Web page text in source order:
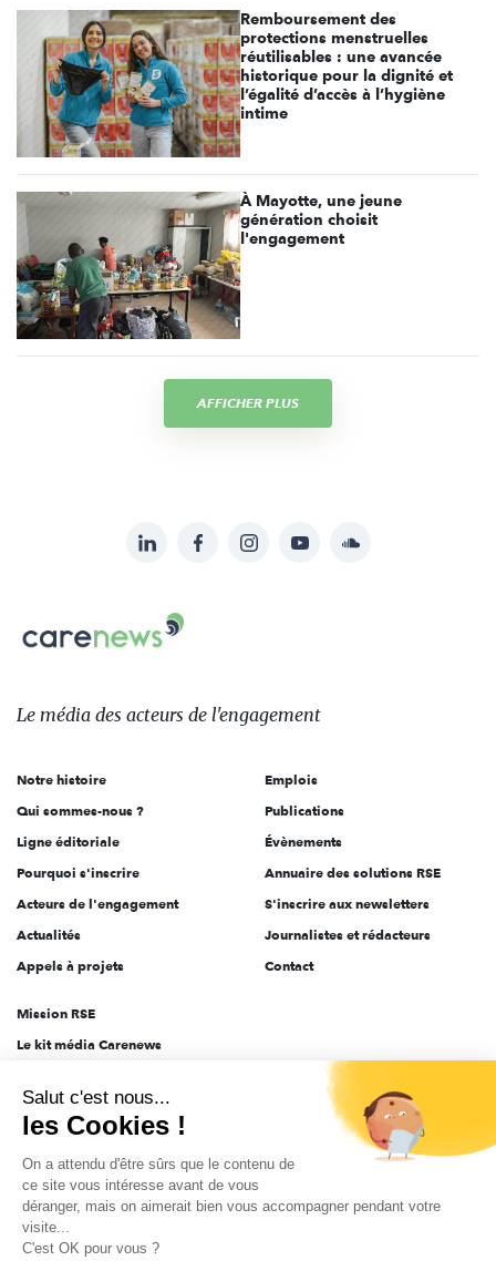
Remboursement des
protections menstruelles
réutilisables : une avancée
historique pour la dignité et
l’égalité d’accès à l’hygiène
intime
À Mayotte, une jeune
génération choisit
l'engagement
AFFICHER PLUS
sur:
LinkedInFacebookInstagramYouTubeSoundcloud
Le
des
l'engagement
Le média des acteurs de l'engagement
Notre histoire
Qui sommes-nous ?
Ligne éditoriale
Pourquoi s'inscrire
Acteurs de l'engagement
Actualités
Appels à projets
Emplois
Publications
Évènements
Annuaire des solutions RSE
S'inscrire aux newsletters
Journalistes et rédacteurs
Contact
Mission RSE
Le kit média Carenews
AEF info
Novethic
PRODURABLE
Inclusiv Day
Salut c'est nous...
les Cookies !
On a attendu d'être sûrs que le contenu de
ce site vous intéresse avant de vous
déranger, mais on aimerait bien vous accompagner pendant votre
visite...
C'est OK pour vous ?